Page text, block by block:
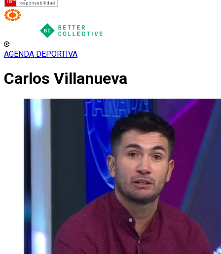
AGENDA DEPORTIVA
Carlos Villanueva